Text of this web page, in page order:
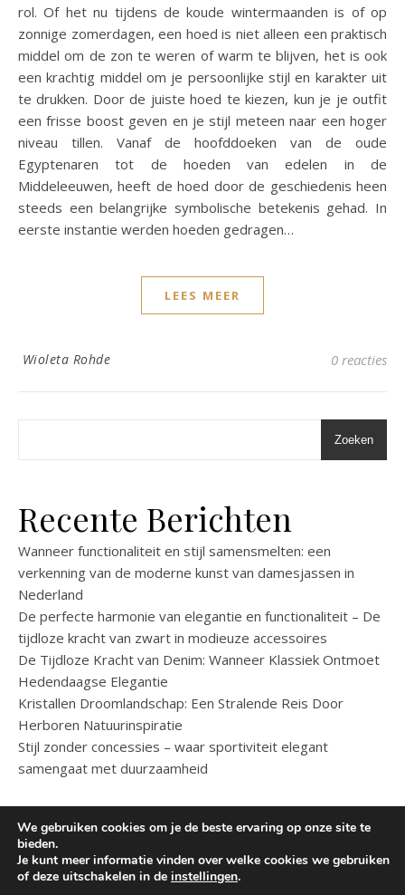
rol. Of het nu tijdens de koude wintermaanden is of op
zonnige zomerdagen, een hoed is niet alleen een praktisch
middel om de zon te weren of warm te blijven, het is ook
een krachtig middel om je persoonlijke stijl en karakter uit
te drukken. Door de juiste hoed te kiezen, kun je je outfit
een frisse boost geven en je stijl meteen naar een hoger
niveau tillen. Vanaf de hoofddoeken van de oude
Egyptenaren tot de hoeden van edelen in de
Middeleeuwen, heeft de hoed door de geschiedenis heen
steeds een belangrijke symbolische betekenis gehad. In
eerste instantie werden hoeden gedragen…
LEES MEER
Wioleta Rohde 0 reacties
Zoeken
Recente Berichten
Wanneer functionaliteit en stijl samensmelten: een
verkenning van de moderne kunst van damesjassen in
Nederland
De perfecte harmonie van elegantie en functionaliteit – De
tijdloze kracht van zwart in modieuze accessoires
De Tijdloze Kracht van Denim: Wanneer Klassiek Ontmoet
Hedendaagse Elegantie
Kristallen Droomlandschap: Een Stralende Reis Door
Herboren Natuurinspiratie
Stijl zonder concessies – waar sportiviteit elegant
samengaat met duurzaamheid
Copyright © 2025Damesmode
We gebruiken cookies om je de beste ervaring op onze site te
bieden.
Je kunt meer informatie vinden over welke cookies we gebruiken
of deze uitschakelen in de instellingen.